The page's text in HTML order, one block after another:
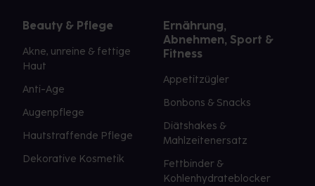
Beauty & Pflege
Akne, unreine & fettige
Haut
Anti-Age
Augenpflege
Hautstraffende Pflege
Dekorative Kosmetik
Ernährung,
Abnehmen, Sport &
Fitness
Appetitzügler
Bonbons & Snacks
Diätshakes &
Mahlzeitenersatz
Fettbinder &
Kohlenhydrateblocker